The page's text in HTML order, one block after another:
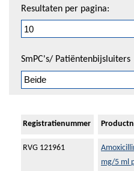
Resultaten per pagina:
SmPC's/ Patiëntenbijsluiters
Registratienummer
RVG 121961
mg/5 ml